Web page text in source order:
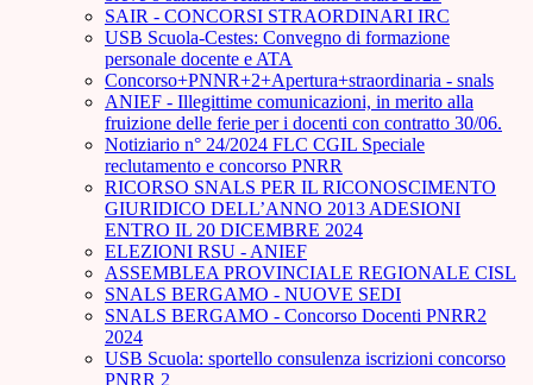
SAIR - CONCORSI STRAORDINARI IRC
USB Scuola-Cestes: Convegno di formazione
personale docente e ATA
Concorso+PNNR+2+Apertura+straordinaria - snals
ANIEF - Illegittime comunicazioni, in merito alla
fruizione delle ferie per i docenti con contratto 30/06.
Notiziario n° 24/2024 FLC CGIL Speciale
reclutamento e concorso PNRR
RICORSO SNALS PER IL RICONOSCIMENTO
GIURIDICO DELL’ANNO 2013 ADESIONI
ENTRO IL 20 DICEMBRE 2024
ELEZIONI RSU - ANIEF
ASSEMBLEA PROVINCIALE REGIONALE CISL
SNALS BERGAMO - NUOVE SEDI
SNALS BERGAMO - Concorso Docenti PNRR2
2024
USB Scuola: sportello consulenza iscrizioni concorso
PNRR 2